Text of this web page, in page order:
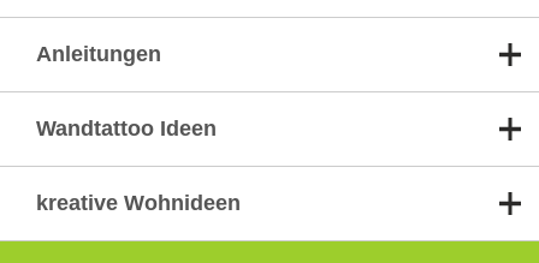
Anleitungen
Wandtattoo Ideen
kreative Wohnideen